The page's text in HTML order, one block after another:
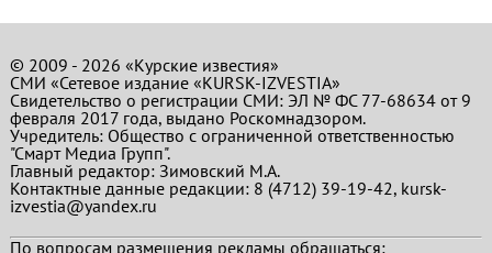
© 2009 - 2026 «Курские известия»
СМИ «Сетевое издание «KURSK-IZVESTIA»
Свидетельство о регистрации СМИ: ЭЛ № ФС 77-68634 от 9
февраля 2017 года, выдано Роскомнадзором.
Учредитель: Общество с ограниченной ответственностью
"Смарт Медиа Групп".
Главный редактор:Зимовский М.А.
Контактные данные редакции: 8 (4712) 39-19-42, kursk-
izvestia@yandex.ru
По вопросам размещения рекламы обращаться: